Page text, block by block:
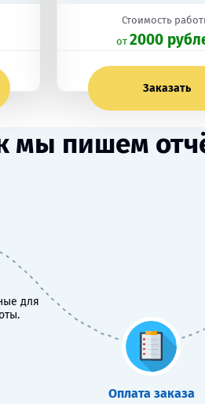
Стоимость
oт 2000
Заказать
мы пишем
для
Оплата заказа